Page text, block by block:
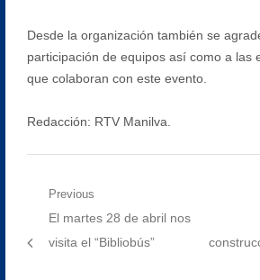
Desde la organización también se
participación de equipos así como a las
que colaboran con este evento.
Redacción: RTV Manilva.
Navegación
Previous
Previous
post:
El martes 28 de abril nos
visita el “Bibliobús”